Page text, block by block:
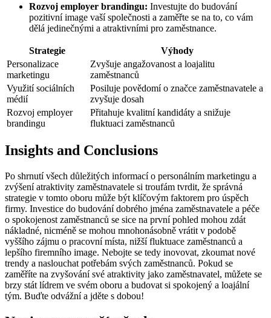
Rozvoj employer brandingu: Investujte do ⁢budování
‌pozitivní image ⁢vaší společnosti a⁤ zaměřte se na to, co vám
dělá jedinečnými a​ atraktivními pro‍ zaměstnance.
Strategie
Výhody
Personalizace
marketingu
Zvyšuje angažovanost a loajalitu
zaměstnanců
Využití‍ sociálních‍
médií
Posiluje povědomí o​ značce zaměstnavatele a
zvyšuje ⁤dosah
Rozvoj employer
brandingu
Přitahuje kvalitní kandidáty ‍a snižuje⁤
fluktuaci ⁢zaměstnanců
Insights and Conclusions
Po shrnutí⁢ všech důležitých ​informací o personálním​ marketingu ⁤a
zvýšení atraktivity⁣ zaměstnavatele si troufám ‌tvrdit, že ⁣správná
strategie⁢ v ⁤tomto oboru může ‌být klíčovým ⁢faktorem⁢ pro úspěch
firmy. Investice do budování dobrého jména zaměstnavatele a péče⁣
o spokojenost zaměstnanců se sice na​ první pohled mohou zdát
nákladné, nicméně‌ se mohou mnohonásobně vrátit v podobě
⁣vyššího zájmu o pracovní místa, nižší fluktuace zaměstnanců a⁤
lepšího firemního⁢ image. Nebojte se tedy inovovat, zkoumat nové
trendy a naslouchat ⁣potřebám⁢ svých zaměstnanců. Pokud‌ se
‍zaměříte na zvyšování své ⁤atraktivity jako zaměstnavatel, můžete⁣ se
brzy ​stát lídrem ⁤ve svém oboru a budovat si spokojený⁣ a loajální⁢
tým. ​Buďte⁢ odvážní a jděte s dobou!